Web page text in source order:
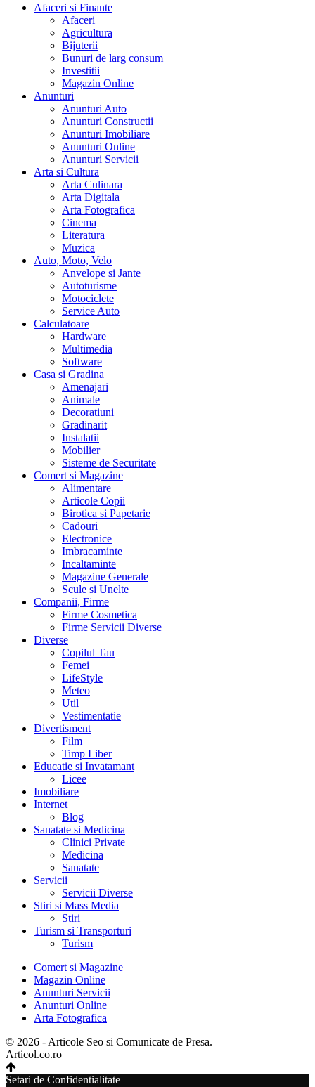
Afaceri si Finante
Afaceri
Agricultura
Bijuterii
Bunuri de larg consum
Investitii
Magazin Online
Anunturi
Anunturi Auto
Anunturi Constructii
Anunturi Imobiliare
Anunturi Online
Anunturi Servicii
Arta si Cultura
Arta Culinara
Arta Digitala
Arta Fotografica
Cinema
Literatura
Muzica
Auto, Moto, Velo
Anvelope si Jante
Autoturisme
Motociclete
Service Auto
Calculatoare
Hardware
Multimedia
Software
Casa si Gradina
Amenajari
Animale
Decoratiuni
Gradinarit
Instalatii
Mobilier
Sisteme de Securitate
Comert si Magazine
Alimentare
Articole Copii
Birotica si Papetarie
Cadouri
Electronice
Imbracaminte
Incaltaminte
Magazine Generale
Scule si Unelte
Companii, Firme
Firme Cosmetica
Firme Servicii Diverse
Diverse
Copilul Tau
Femei
LifeStyle
Meteo
Util
Vestimentatie
Divertisment
Film
Timp Liber
Educatie si Invatamant
Licee
Imobiliare
Internet
Blog
Sanatate si Medicina
Clinici Private
Medicina
Sanatate
Servicii
Servicii Diverse
Stiri si Mass Media
Stiri
Turism si Transporturi
Turism
Comert si Magazine
Magazin Online
Anunturi Servicii
Anunturi Online
Arta Fotografica
© 2026 - Articole Seo si Comunicate de Presa.
Articol.co.ro
Setari de Confidentialitate